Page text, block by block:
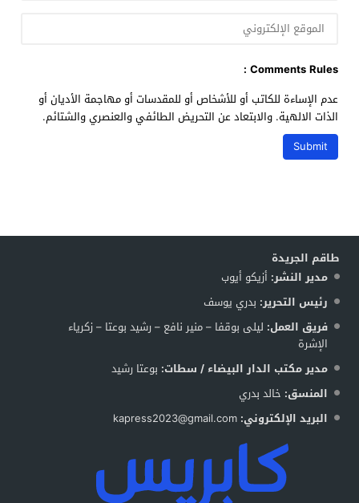
Comments Rules :
عدم الإساءة للكاتب أو للأشخاص أو للمقدسات أو مهاجمة الأديان أو
الذات الالهية. والابتعاد عن التحريض الطائفي والعنصري والشتائم.
طاقم الجريدة
مدير النشر: أزيكو أيوب
رئيس التحرير: بدري يوسف
فريق العمل: ليلى بوقفا – منير نافع – رشيد بوعتا – زكرياء
الإشرة
مدير مكتب الدار البيضاء / سطات: بوعتا رشيد
المنسق: خالد بدري
البريد الإلكتروني: kapress2023@gmail.com